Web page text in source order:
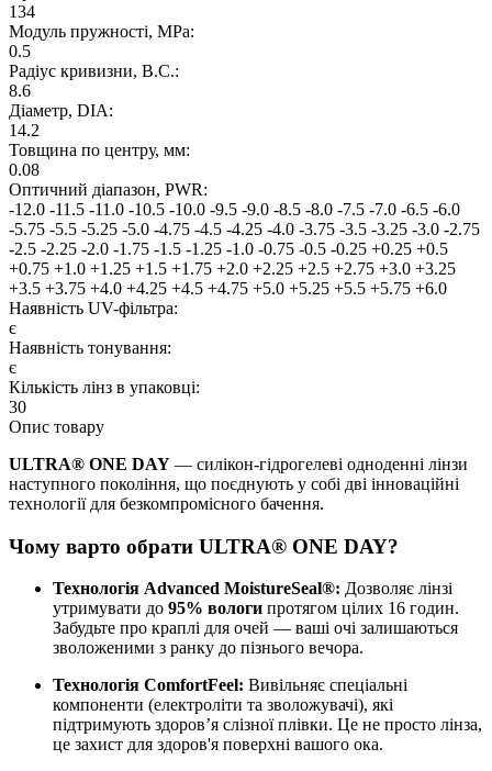
134
Модуль пружності, MPa:
0.5
Радіус кривизни, B.C.:
8.6
Дiаметр, DIA:
14.2
Товщина по центру, мм:
0.08
Оптичний діапазон, PWR:
-12.0 -11.5 -11.0 -10.5 -10.0 -9.5 -9.0 -8.5 -8.0 -7.5 -7.0 -6.5 -6.0
-5.75 -5.5 -5.25 -5.0 -4.75 -4.5 -4.25 -4.0 -3.75 -3.5 -3.25 -3.0 -2.75
-2.5 -2.25 -2.0 -1.75 -1.5 -1.25 -1.0 -0.75 -0.5 -0.25 +0.25 +0.5
+0.75 +1.0 +1.25 +1.5 +1.75 +2.0 +2.25 +2.5 +2.75 +3.0 +3.25
+3.5 +3.75 +4.0 +4.25 +4.5 +4.75 +5.0 +5.25 +5.5 +5.75 +6.0
Наявнiсть UV-фiльтра:
є
Наявність тонування:
є
Кiлькiсть лiнз в упаковцi:
30
Опис товару
ULTRA® ONE DAY — силікон-гідрогелеві одноденні лінзи
наступного покоління, що поєднують у собі дві інноваційні
технології для безкомпромісного бачення.
Чому варто обрати ULTRA® ONE DAY?
Технологія Advanced MoistureSeal®: Дозволяє лінзі
утримувати до 95% вологи протягом цілих 16 годин.
Забудьте про краплі для очей — ваші очі залишаються
зволоженими з ранку до пізнього вечора.
Технологія ComfortFeel: Вивільняє спеціальні
компоненти (електроліти та зволожувачі), які
підтримують здоров’я слізної плівки. Це не просто лінза,
це захист для здоров'я поверхні вашого ока.